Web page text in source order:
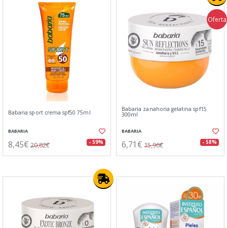
Babaria sport crema spf50 75ml
BABARIA
8,45€ 20,82€ - 59%
Oferta
Babaria zanahoria gelatina spf15
300ml
BABARIA
6,71€ 15,96€ - 58%